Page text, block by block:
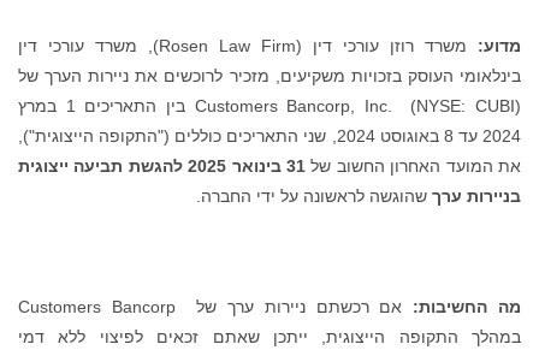
מדוע:
משרד רוזן עורכי דין (Rosen Law Firm), משרד עורכי דין
בינלאומי העוסק בזכויות משקיעים, מזכיר לרוכשים את ניירות הערך של
Customers Bancorp, Inc. (NYSE: CUBI) בין התאריכים 1 במרץ
2024 עד 8 באוגוסט 2024, שני התאריכים כוללים ("התקופה הייצוגית"),
את המועד האחרון החשוב של31 בינואר 2025
להגשת תביעה ייצוגית
בניירות ערך שהוגשה לראשונה על ידי החברה.
מה החשיבות:
אם רכשתם ניירות ערך של Customers Bancorp
במהלך התקופה הייצוגית, ייתכן שאתם זכאים לפיצוי ללא דמי